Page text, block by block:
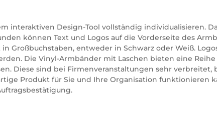
interaktiven Design-Tool vollständig individualisieren.
können Text und Logos auf die Vorderseite des
Großbuchstaben, entweder in Schwarz oder Weiß.
Die Vinyl-Armbänder mit Laschen bieten eine
Diese sind bei Firmenveranstaltungen sehr verbreitet,
Produkt für Sie und Ihre Organisation funktionieren